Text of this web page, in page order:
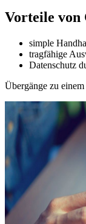
Vorteile
simple
tragfähige
Datenschutz
Übergänge zu